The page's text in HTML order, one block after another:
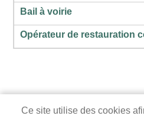
Bail à voirie
Opérateur de restauration
Ce site utilise des cookies